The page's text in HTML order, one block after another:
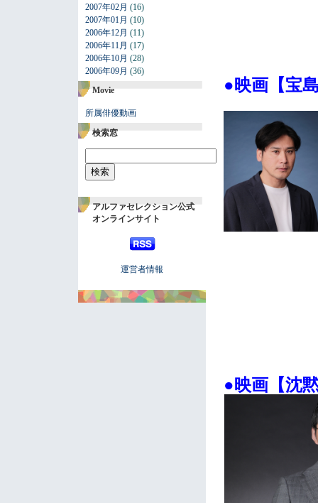
2007年02月 (16)
2007年01月 (10)
2006年12月 (11)
2006年11月 (17)
2006年10月 (28)
2006年09月 (36)
Movie
所属俳優動画
検索窓
アルファセレクション公式
オンラインサイト
運営者情報
●映画【宝
●映画【沈